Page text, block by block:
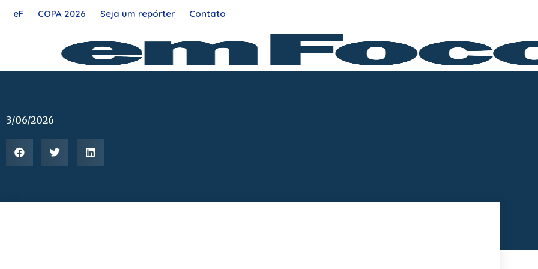
eF COPA 2026 Seja um repórter Contato
3/06/2026